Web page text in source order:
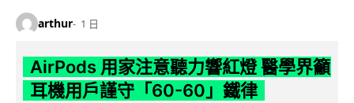
arthur 1 日
AirPods 用家注意聽力響紅燈 醫學界籲
耳機用戶謹守「60-60」鐵律